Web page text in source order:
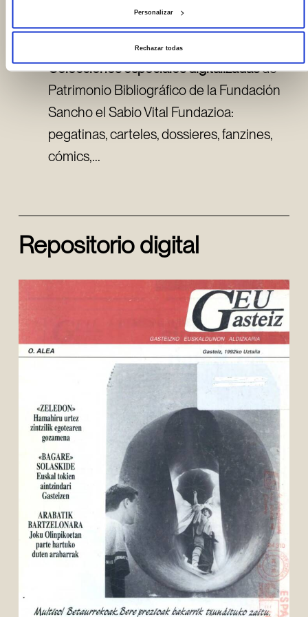
Personalizar
Rechazar todas
de Amigos de Laguardia (Laguardia,
Colecciones especiales digitalizadasde
Patrimonio Bibliográfico de la Fundación
Sancho el Sabio Vital Fundazioa:
pegatinas, carteles, dossieres, fanzines,
cómics,...
Repositorio digital